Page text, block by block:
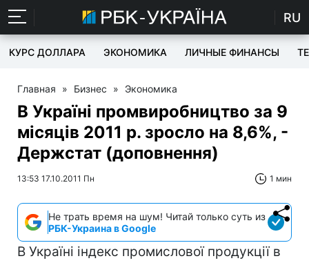
RU
КУРС ДОЛЛАРА ЭКОНОМИКА ЛИЧНЫЕ ФИНАНСЫ
Главная » Бизнес » Экономика
В Україні промвиробництво за 9
місяців 2011 р. зросло на 8,6%, -
Держстат (доповнення)
13:53 17.10.2011 Пн 1 мин
Не трать время на шум! Читай только суть из
РБК-Украина в Google
В Україні індекс промислової продукції в